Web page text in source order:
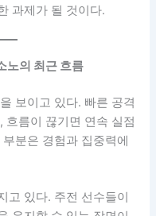
과제가 될 것이다.
노의 최근 흐름
보이고 있다. 빠른 공격
흐름이 끊기면 연속 실점
분은 경험과 집중력에
고 있다. 주전 선수들이